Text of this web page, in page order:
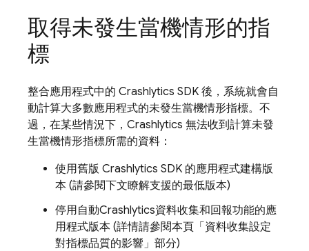
取得未發生當機情形的指
標
整合應用程式中的 Crashlytics SDK 後，系統就會自
動計算大多數應用程式的未發生當機情形指標。不
過，在某些情況下， Crashlytics 無法收到計算未發
生當機情形指標所需的資料：
使用舊版 Crashlytics SDK 的應用程式建構版
本 (請參閱下文瞭解支援的最低版本)
停用自動Crashlytics資料收集和回報功能的應
用程式版本 (詳情請參閱本頁「資料收集設定
對指標品質的影響」 部分)